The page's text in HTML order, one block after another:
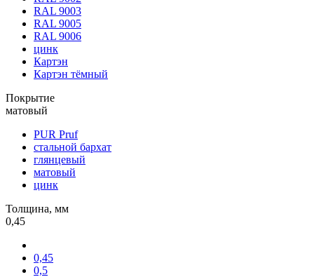
RAL 9003
RAL 9005
RAL 9006
цинк
Картэн
Картэн тёмный
Покрытие
матовый
PUR Pruf
стальной бархат
глянцевый
матовый
цинк
Толщина, мм
0,45
0,45
0,5